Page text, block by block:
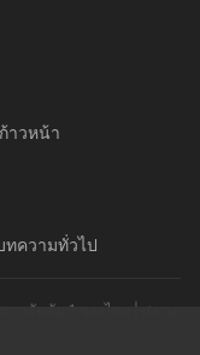
าวหน้า
ทความทั่วไป
รอันดับ 1 ของไทย | สงวน